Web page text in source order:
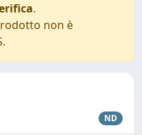
.
non è
ND